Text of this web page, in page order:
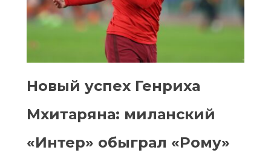
Новый успех Генриха
Мхитаряна: миланский
«Интер» обыграл «Рому»